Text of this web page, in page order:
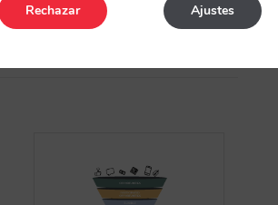
Ajustes
Rechazar